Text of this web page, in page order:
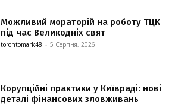
Можливий мораторій на роботу ТЦК
під час Великодніх свят
torontomark48 - 5 Серпня, 2026
Корупційні практики у Київраді: нові
деталі фінансових зловживань